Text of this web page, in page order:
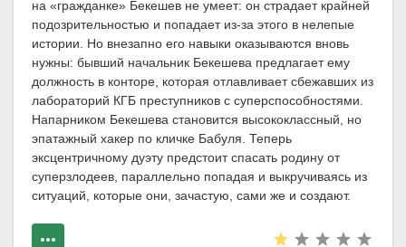
на «гражданке» Бекешев не умеет: он страдает крайней
подозрительностью и попадает из-за этого в нелепые
истории. Но внезапно его навыки оказываются вновь
нужны: бывший начальник Бекешева предлагает ему
должность в конторе, которая отлавливает сбежавших из
лабораторий КГБ преступников с суперспособностями.
Напарником Бекешева становится высококлассный, но
эпатажный хакер по кличке Бабуля. Теперь
эксцентричному дуэту предстоит спасать родину от
суперзлодеев, параллельно попадая и выкручиваясь из
ситуаций, которые они, зачастую, сами же и создают.